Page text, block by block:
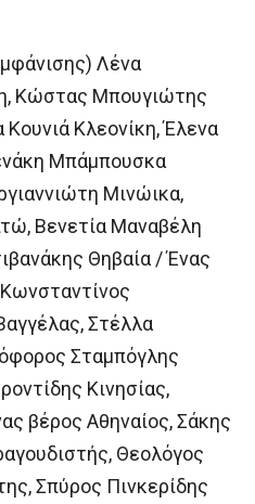
Λένα
Κώστας Μπουγιώτης
Κλεονίκη, Έλενα
Μπάμπουσκα
Μινώικα,
Βενετία Μαναβέλη
Θηβαία / Ένας
Στέλλα
Σταμπόγλης
Κινησίας,
βέρος Αθηναίος, Σάκης
Θεολόγος
Σπύρος Πινκερίδης